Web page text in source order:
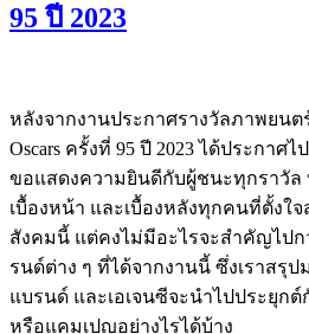
95 ปี 2023
หลังจากงานประกาศรางวัลภาพยนต
Oscars ครั้งที่ 95 ปี 2023 ได้ประกาศ
ขอแสดงความยินดีกับผู้ชนะทุกราวัล
เบื้องหน้า และเบื้องหลังทุกคนที่ตั้งใ
สังคมนี้ แต่คงไม่มีอะไรจะสำคัญไปก
รนด์ต่าง ๆ ที่ได้จากงานนี้ ซึ่งเราสรุป
แบรนด์ และเอเจนซีจะนำไปประยุก
หรือแคมเปญอย่างไรได้บ้าง